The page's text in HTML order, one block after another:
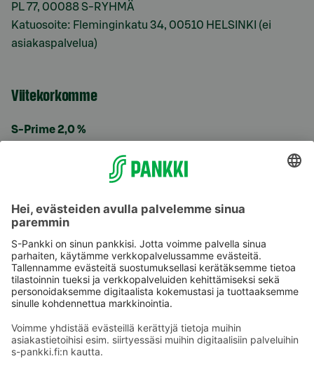
PL 77, 00088 S-RYHMÄ
Katuosoite: Fleminginkatu 34, 00510 HELSINKI (ei
asiakaspalvelua)
Viitekorkomme
S-Prime 2,0 %
Käyttöehdot
Saavutettavuusseloste